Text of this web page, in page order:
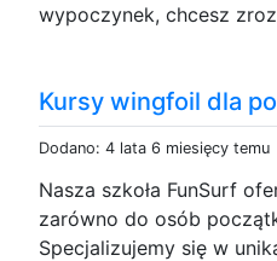
wypoczynek, chcesz
Kursy wingfoil dla
Dodano: 4 lata 6 miesięcy temu
Nasza szkoła FunSurf
zarówno do osób
Specjalizujemy się w